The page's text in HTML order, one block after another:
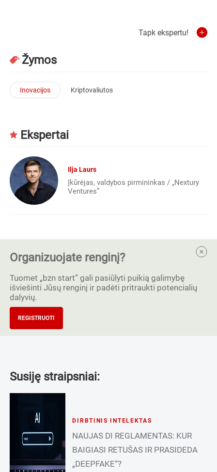
Tapk ekspertu!
Žymos
Inovacijos Kriptovaliutos
Ekspertai
Ilja Laurs
Įkūrėjas, valdybos pirmininkas / „Nextury
Ventures”
Organizuojate renginį?
Tuomet „bzn start” gali pasiūlyti puikią galimybę
išviešinti Jūsų renginį ir padėti pritraukti potencialių
dalyvių.
REGISTRUOTI
Susiję straipsniai:
DIRBTINIS INTELEKTAS
NAUJAS DI REGLAMENTAS: KUR
BAIGIASI RETUŠAS IR PRASIDEDA
„DEEPFAKE“?